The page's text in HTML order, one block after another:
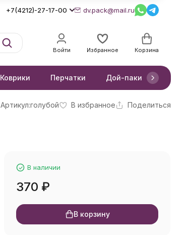
+7(4212)-27-17-00 dv.pack@mail.ru
Войти Избранное Корзина
Коврики Перчатки Дой-паки
Артикул:голубой В избранное Поделиться
В наличии
370 ₽
В корзину